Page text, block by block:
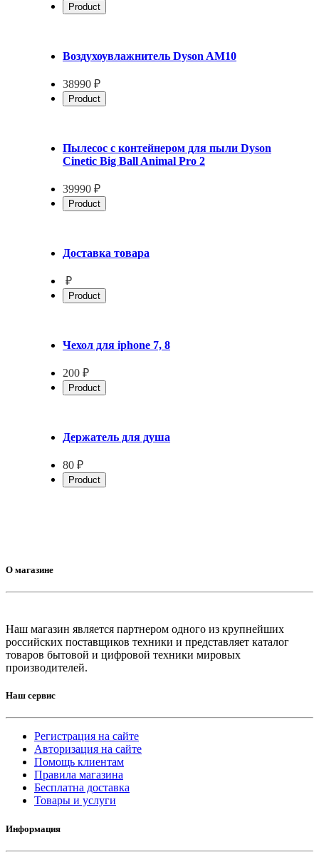
Product
Воздухоувлажнитель Dyson AM10
38990 ₽
Product
Пылесос с контейнером для пыли Dyson
Cinetic Big Ball Animal Pro 2
39990 ₽
Product
Доставка товара
₽
Product
Чехол для iphone 7, 8
200 ₽
Product
Держатель для душа
80 ₽
Product
О магазине
Наш магазин является партнером одного из крупнейших
российских поставщиков техники и представляет каталог
товаров бытовой и цифровой техники мировых
производителей.
Наш сервис
Регистрация на сайте
Авторизация на сайте
Помощь клиентам
Правила магазина
Бесплатна доставка
Товары и услуги
Информация